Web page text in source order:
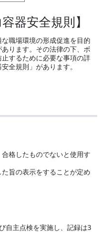
器安全規則】
職場環境の形成促進を目的
ります。その法律の下、ボ
するために必要な事項の詳
全規則」があります。
格したものでないと使用す
た旨の表示をすることが定め
自主点検を実施し、記録は3